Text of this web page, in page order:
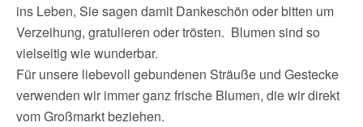
ins Leben, Sie sagen damit Dankeschön oder bitten um
Verzeihung, gratulieren oder trösten. Blumen sind so
vielseitig wie wunderbar.
Für unsere liebevoll gebundenen Sträuße und Gestecke
verwenden wir immer ganz frische Blumen, die wir direkt
vom Großmarkt beziehen.